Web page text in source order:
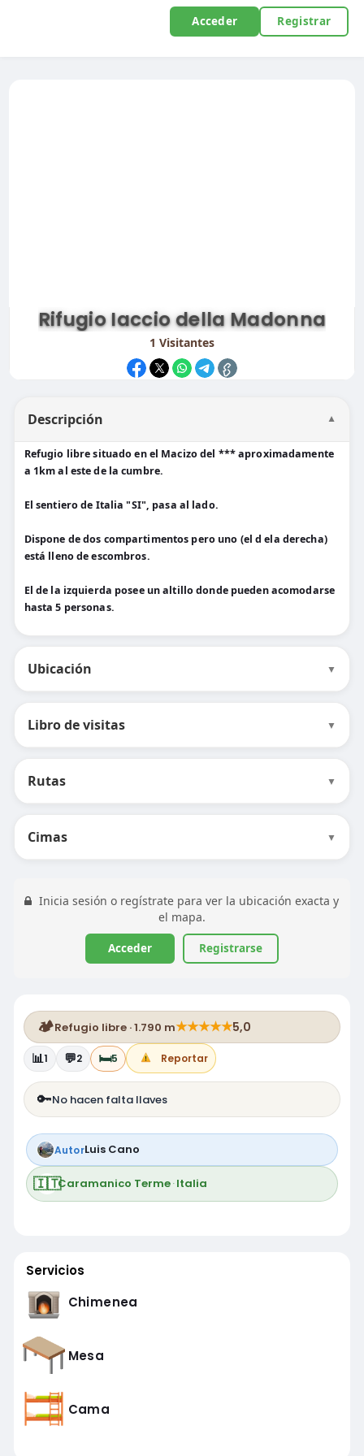
Acceder Registrar
Rifugio Iaccio della Madonna
1 Visitantes
Descripción ▼
Refugio libre situado en el Macizo del *** aproximadamente
a 1km al este de la cumbre.
El sentiero de Italia "SI", pasa al lado.
Dispone de dos compartimentos pero uno (el d ela derecha)
está lleno de escombros.
El de la izquierda posee un altillo donde pueden acomodarse
hasta 5 personas.
Ubicación ▼
Libro de visitas ▼
Rutas ▼
Cimas ▼
Inicia sesión o regístrate para ver la ubicación exacta y
el mapa.
Acceder Registrarse
🏕️Refugio libre · 1.790 m★★★★★5,0
📊1 💬2 🛏️5 Reportar
🔑No hacen falta llaves
AutorLuis Cano
🇮🇹Caramanico Terme·Italia
Servicios
Chimenea
Mesa
Cama